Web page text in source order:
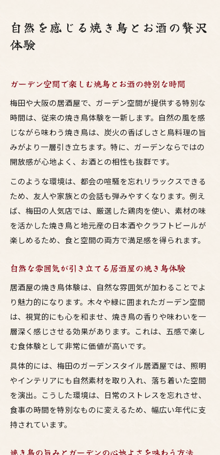
お酒と焼鳥が織りなす贅沢なガーデン体験
梅田で鳥料理を味わう居酒屋の魅力
力
大阪名物の鳥料理を居酒屋で堪能する楽し
み方
すめ
おしゃれな居酒屋でこだわり鳥料理とお酒
を満喫
大阪のガーデン空間で焼鳥を満喫する方法
大阪の居酒屋で叶える鳥料理と自然の調和
おしゃれなガーデン空間で焼鳥を味わうコ
ツ
焼き鳥とお酒を楽しむ大阪の新スタイル居
酒屋
ガーデン空間ならではの焼き鳥と鳥料理の
魅力
焼き鳥と相性抜群なお酒選びのコツ
焼き鳥に合うお酒を選ぶためのポイント
居酒屋で楽しむ鳥料理とお酒の絶妙な組み
合わせ
自然を感じる焼き鳥とお酒の贅沢
体験
ガーデン空間で楽しむ焼鳥とお酒の特別な時間
梅田や大阪の居酒屋で、ガーデン空間が提供する特別な
時間は、従来の焼き鳥体験を一新します。自然の風を感
じながら味わう焼き鳥は、炭火の香ばしさと鳥料理の旨
みがより一層引き立ちます。特に、ガーデンならではの
開放感が心地よく、お酒との相性も抜群です。
このような環境は、都会の喧騒を忘れリラックスできる
ため、友人や家族との会話も弾みやすくなります。例え
ば、梅田の人気店では、厳選した鶏肉を使い、素材の味
を活かした焼き鳥と地元産の日本酒やクラフトビールが
楽しめるため、食と空間の両方で満足感を得られます。
自然な雰囲気が引き立てる居酒屋の焼き鳥体験
居酒屋の焼き鳥体験は、自然な雰囲気が加わることでよ
り魅力的になります。木々や緑に囲まれたガーデン空間
は、視覚的にも心を和ませ、焼き鳥の香りや味わいを一
層深く感じさせる効果があります。これは、五感で楽し
む食体験として非常に価値が高いです。
具体的には、梅田のガーデンスタイル居酒屋では、照明
やインテリアにも自然素材を取り入れ、落ち着いた空間
を演出。こうした環境は、日常のストレスを忘れさせ、
食事の時間を特別なものに変えるため、幅広い年代に支
持されています。
焼き鳥の旨みとガーデンの心地よさを味わう方法